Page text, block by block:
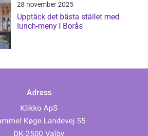
28 november 2025
Upptäck det bästa stället med
lunch-meny i Borås
Adress